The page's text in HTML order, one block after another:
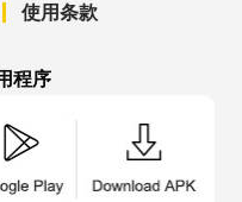
使用条款
程序